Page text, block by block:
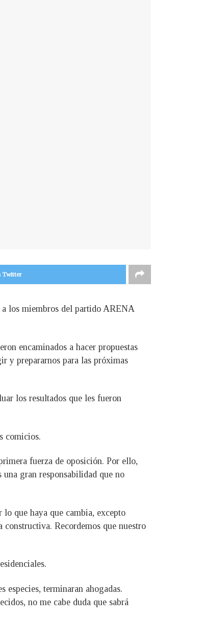
Twitter
a los miembros del partido ARENA
encaminados a hacer propuestas
y prepararnos para las próximas
los resultados que les fueron
comicios.
fuerza de oposición. Por ello,
gran responsabilidad que no
que haya que cambia, excepto
Recordemos que nuestro
especies, terminaran ahogadas.
no me cabe duda que sabrá